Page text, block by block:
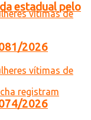
estadual pelo
2026
2026